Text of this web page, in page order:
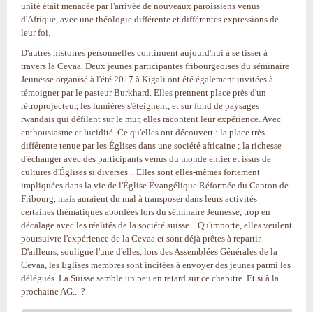
unité était menacée par l'arrivée de nouveaux paroissiens venus
d'Afrique, avec une théologie différente et différentes expressions de
leur foi.
D'autres histoires personnelles continuent aujourd'hui à se tisser à
travers la Cevaa. Deux jeunes participantes fribourgeoises du séminaire
Jeunesse organisé à l'été 2017 à Kigali ont été également invitées à
témoigner par le pasteur Burkhard. Elles prennent place près d'un
rétroprojecteur, les lumières s'éteignent, et sur fond de paysages
rwandais qui défilent sur le mur, elles racontent leur expérience. Avec
enthousiasme et lucidité. Ce qu'elles ont découvert : la place très
différente tenue par les Églises dans une société africaine ; la richesse
d'échanger avec des participants venus du monde entier et issus de
cultures d'Églises si diverses... Elles sont elles-mêmes fortement
impliquées dans la vie de l'Église Évangélique Réformée du Canton de
Fribourg, mais auraient du mal à transposer dans leurs activités
certaines thématiques abordées lors du séminaire Jeunesse, trop en
décalage avec les réalités de la société suisse... Qu'importe, elles veulent
poursuivre l'expérience de la Cevaa et sont déjà prêtes à repartir.
D'ailleurs, souligne l'une d'elles, lors des Assemblées Générales de la
Cevaa, les Églises membres sont incitées à envoyer des jeunes parmi les
délégués. La Suisse semble un peu en retard sur ce chapitre. Et si à la
prochaine AG... ?